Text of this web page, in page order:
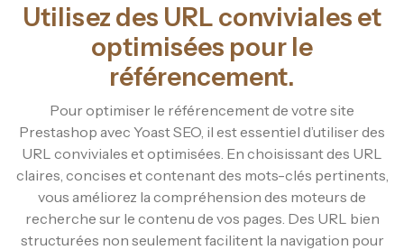
Utilisez des URL conviviales et
optimisées pour le
référencement.
Pour optimiser le référencement de votre site
Prestashop avec Yoast SEO, il est essentiel d’utiliser des
URL conviviales et optimisées. En choisissant des URL
claires, concises et contenant des mots-clés pertinents,
vous améliorez la compréhension des moteurs de
recherche sur le contenu de vos pages. Des URL bien
structurées non seulement facilitent la navigation pour